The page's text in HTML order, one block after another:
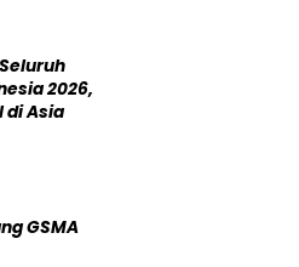
2026,
di Asia
GSMA